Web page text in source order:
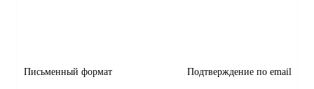
Письменный формат Подтверждение по email